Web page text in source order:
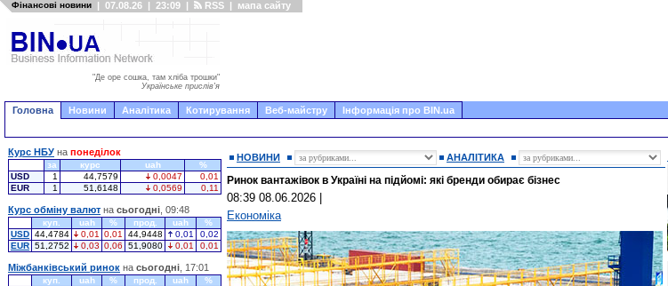
Фінансові новини | 07.08.26 | 23:09 | RSS | мапа сайту
"Де оре сошка, там хліба трошки"
Українське прислів'я
Головна Новини Аналітика Котирування Веб-майстру Інформація про BIN.ua
НОВИНИ АНАЛІТИКА
Ринок вантажівок в Україні на підйомі: які бренди обирає бізнес
08:39 08.06.2026
Економіка
Курс НБУ на понеділок
за курс uah
%
USD
1 44,7579 0,0047
0,01
EUR
1 51,6148 0,0569 0,11
Курс обміну валют на сьогодні , 09:48
куп. uah % прод. uah
%
USD 44,4784 0,01 0,01 44,9448 0,01
0,02
EUR 51,2752 0,03 0,06 51,9080 0,01 0,01
Міжбанківський ринок на сьогодні , 17:01
куп. uah % прод. uah
%